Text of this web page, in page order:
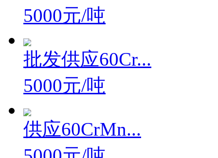
5000元/吨
批发供应60Cr...
5000元/吨
供应60CrMn...